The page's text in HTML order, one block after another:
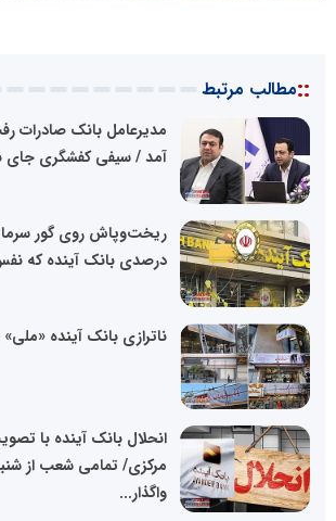
::مطالب مرتبط
مدیرعامل بانک صادرات
آمد / سیفی کفشگری جای
درصدی بانک آینده که
ناترازی بانک آینده
انحلال بانک آینده با
مرکزی/ تمامی شعب از
واگذار...